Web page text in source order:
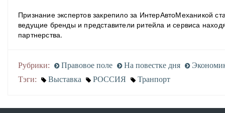
Признание экспертов закрепило за ИнтерАвтоМеханикой
ведущие бренды и представители ритейла и сервиса
партнерства.
Рубрики: Правовое поле На повестке дня
Тэги:
Выставка РОССИЯ Транпорт